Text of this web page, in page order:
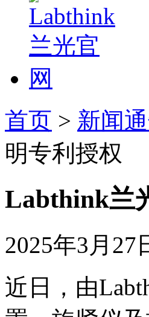
首页 > 新闻
明专利授权
Labthink兰
2025年3月27
近日，由